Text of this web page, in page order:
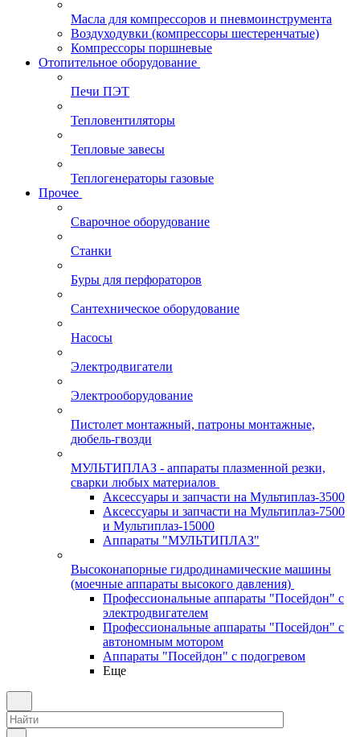
Масла для компрессоров и пневмоинструмента
Воздуходувки (компрессоры шестеренчатые)
Компрессоры поршневые
Отопительное оборудование
Печи ПЭТ
Тепловентиляторы
Тепловые завесы
Теплогенераторы газовые
Прочее
Сварочное оборудование
Станки
Буры для перфораторов
Сантехническое оборудование
Насосы
Электродвигатели
Электрооборудование
Пистолет монтажный, патроны монтажные,
дюбель-гвозди
МУЛЬТИПЛАЗ - аппараты плазменной резки,
сварки любых материалов
Аксессуары и запчасти на Мультиплаз-3500
Аксессуары и запчасти на Мультиплаз-7500
и Мультиплаз-15000
Аппараты "МУЛЬТИПЛАЗ"
Высоконапорные гидродинамические машины
(моечные аппараты высокого давления)
Профессиональные аппараты "Посейдон" с
электродвигателем
Профессиональные аппараты "Посейдон" с
автономным мотором
Аппараты "Посейдон" с подогревом
Еще